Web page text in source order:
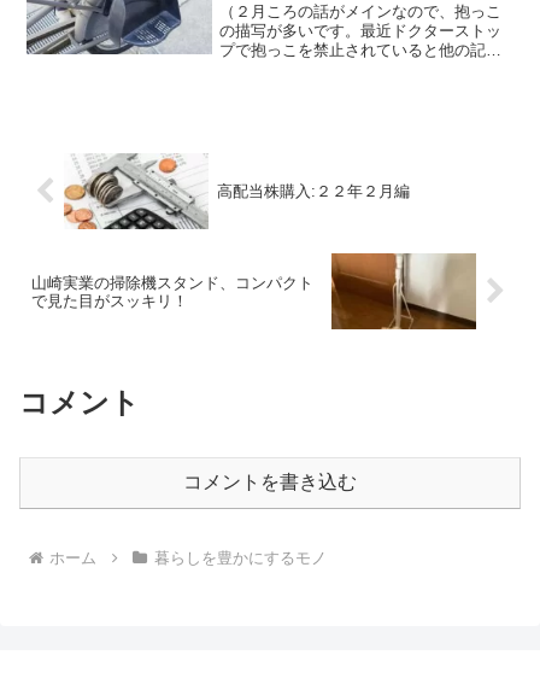
（２月ころの話がメインなので、抱っこ
の描写が多いです。最近ドクターストッ
プで抱っこを禁止されていると他の記事
高配当株購入:２２年２月編
山崎実業の掃除機スタンド、コンパクト
で見た目がスッキリ！
コメント
コメントを書き込む
ホーム 暮らしを豊かにするモノ